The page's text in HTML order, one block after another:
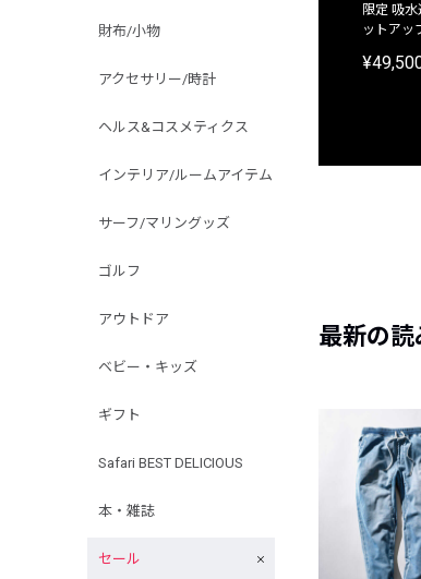
財布/小物
アクセサリー/時計
ヘルス&コスメティクス
インテリア/ルームアイテム
サーフ/マリングッズ
ゴルフ
アウトドア
ベビー・キッズ
ギフト
Safari BEST DELICIOUS
本・雑誌
セール
限定 吸
ットアッ
最新の読